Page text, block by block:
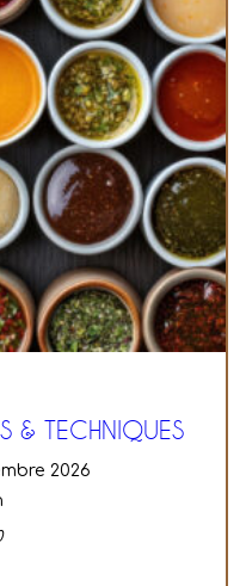
& TECHNIQUES
2026